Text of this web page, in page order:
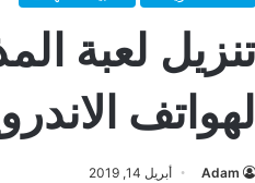
لهواتف
Adam أبريل 14, 2019